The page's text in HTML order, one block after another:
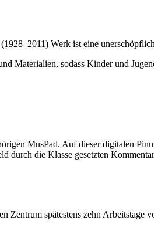
Werk ist eine
Materialien, sodass Kinder und
MusPad. Auf dieser digitalen
durch die Klasse gesetzten
Zentrum spätestens zehn Arbeitstage